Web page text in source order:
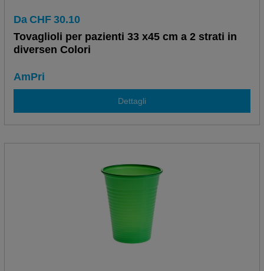
Da CHF 30.10
Tovaglioli per pazienti 33 x45 cm a 2 strati in
diversen Colori
AmPri
Dettagli